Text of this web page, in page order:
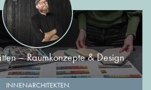
– Raumkonzepte & Design
INNENARCHITEKTEN